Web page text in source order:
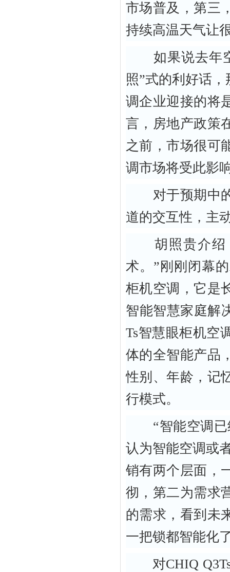
市场普及，第三
持续高温天气让
如果说去年空
照”式的利好话
调企业迎接的将
言，房地产政策
之前，市场很可
调市场将受此影
对于预期中的
道的交互性，主
胡照贵介绍，
术。”刚刚闭幕
柜机空调，它是
智能智慧家庭解
Ts智慧眼柜机空
体的全智能产品
性别、年龄，记
行模式。
“智能空调已
认为智能空调或
销有两个层面，
彻，第二为需求
的需求，看到未
一把锁都智能化
对CHIQ Q3Ts